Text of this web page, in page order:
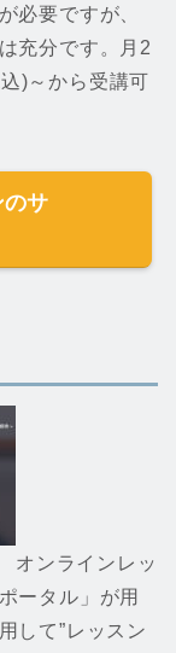
必要ですが、
充分です。月2
)～から受講可
のサ
オンラインレッ
ータル」が用
して”レッスン